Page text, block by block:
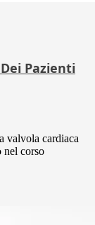
Pazienti
valvola cardiaca
nel corso